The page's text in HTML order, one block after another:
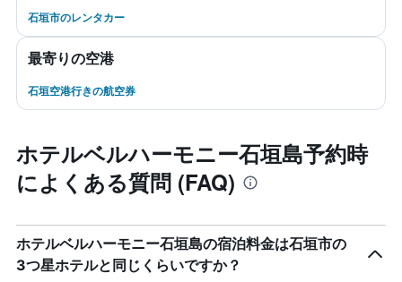
石垣市のレンタカー
最寄りの空港
石垣空港行きの航空券
ホテルベルハーモニー石垣島予約時
によくある質問 (FAQ)
ホテルベルハーモニー石垣島の宿泊料金は石垣市の
3つ星ホテルと同じくらいですか？